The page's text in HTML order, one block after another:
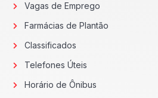
Vagas de Emprego
Farmácias de Plantão
Classificados
Telefones Úteis
Horário de Ônibus